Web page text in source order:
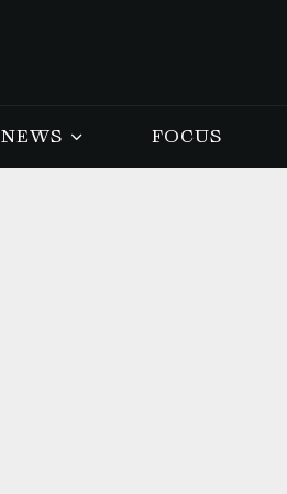
NEWS FOCUS